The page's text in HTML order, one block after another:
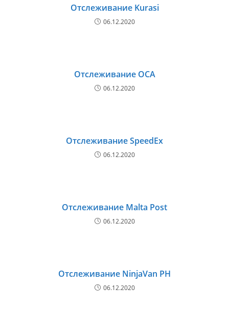
Отслеживание Kurasi
06.12.2020
Отслеживание OCA
06.12.2020
Отслеживание SpeedEx
06.12.2020
Отслеживание Malta Post
06.12.2020
Отслеживание NinjaVan PH
06.12.2020